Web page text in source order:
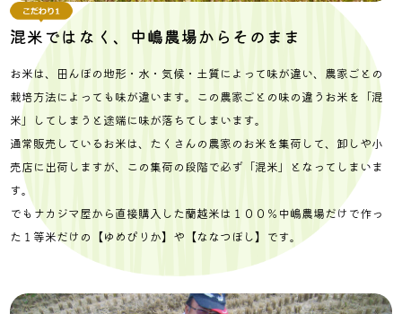
混米ではなく、 中嶋農場からそのまま
お米は、田んぼの地形・水・気候・土質によって味が違い、農家ごとの
栽培方法によっても味が違います。この農家ごとの味の違うお米を「混
米」してしまうと途端に味が落ちてしまいます。
通常販売しているお米は、たくさんの農家のお米を集荷して、卸しや小
売店に出荷しますが、この集荷の段階で必ず「混米」となってしまいま
す。
でもナカジマ屋から直接購入した蘭越米は１００％中嶋農場だけで作っ
た１等米だけの【ゆめぴりか】や【ななつぼし】です。